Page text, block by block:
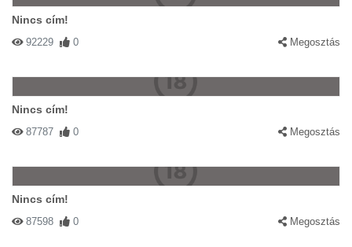
Nincs cím!
92229 0 Megosztás
Nincs cím!
87787 0 Megosztás
Nincs cím!
87598 0 Megosztás